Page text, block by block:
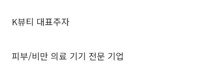
K뷰티 대표주자
피부/비만 의료 기기 전문 기업